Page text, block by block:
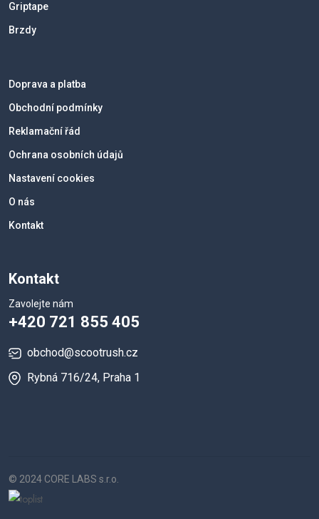
Griptape
Brzdy
Doprava a platba
Obchodní podmínky
Reklamační řád
Ochrana osobních údajů
Nastavení cookies
O nás
Kontakt
Kontakt
Zavolejte nám
+420 721 855 405
obchod@scootrush.cz
Rybná 716/24, Praha 1
© 2024 CORE LABS s.r.o.